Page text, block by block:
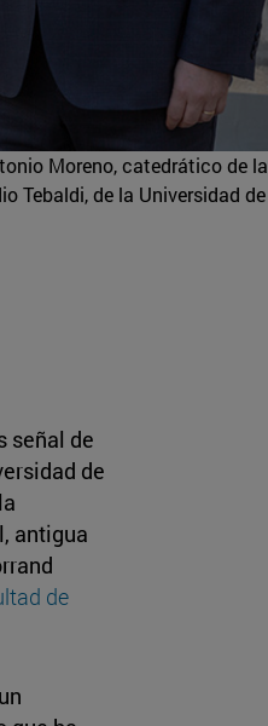
Moreno, catedrático de la
Tebaldi, de la Universidad de
señal de
de
antigua
de